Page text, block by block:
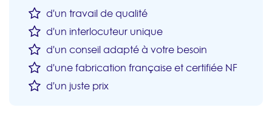
d'un travail de qualité
d'un interlocuteur unique
d'un conseil adapté à votre besoin
d'une fabrication française et certifiée NF
d'un juste prix